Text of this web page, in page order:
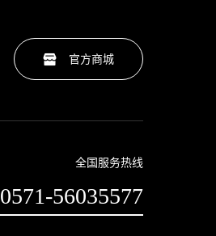
官方商城
全国服务热线
0571-56035577